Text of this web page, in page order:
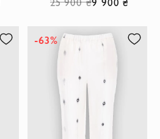
-63%